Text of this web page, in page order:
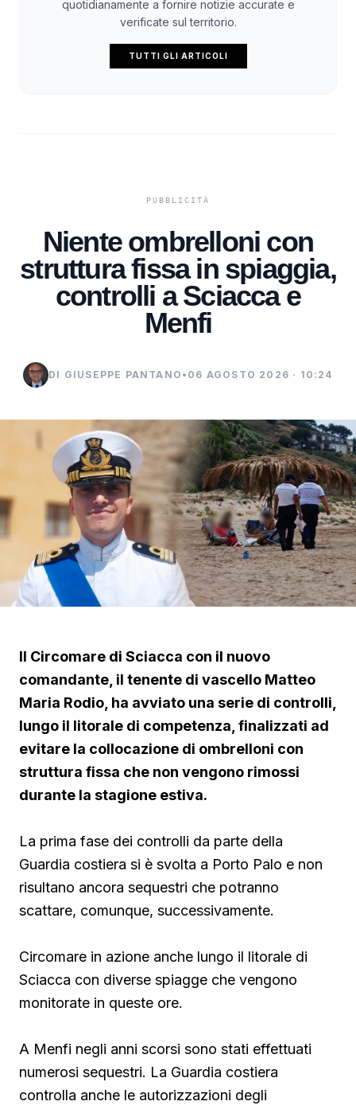
quotidianamente a fornire notizie accurate e
verificate sul territorio.
TUTTI GLI ARTICOLI
Niente ombrelloni con
struttura fissa in spiaggia,
controlli a Sciacca e
Menfi
DI GIUSEPPE PANTANO • 06 AGOSTO 2026 · 10:24
Il Circomare di Sciacca con il nuovo
comandante, il tenente di vascello Matteo
Maria Rodio, ha avviato una serie di controlli,
lungo il litorale di competenza, finalizzati ad
evitare la collocazione di ombrelloni con
struttura fissa che non vengono rimossi
durante la stagione estiva.
La prima fase dei controlli da parte della
Guardia costiera si è svolta a Porto Palo e non
risultano ancora sequestri che potranno
scattare, comunque, successivamente.
Circomare in azione anche lungo il litorale di
Sciacca con diverse spiagge che vengono
monitorate in queste ore.
A Menfi negli anni scorsi sono stati effettuati
numerosi sequestri. La Guardia costiera
controlla anche le autorizzazioni degli